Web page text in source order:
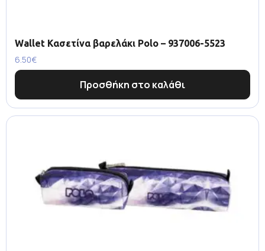
Wallet Κασετίνα βαρελάκι Polo – 937006-5523
6.50€
Προσθήκη στο καλάθι